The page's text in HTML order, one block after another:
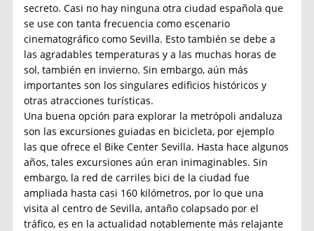
secreto. Casi no hay ninguna otra ciudad española que
se use con tanta frecuencia como escenario
cinematográfico como Sevilla. Esto también se debe a
las agradables temperaturas y a las muchas horas de
sol, también en invierno. Sin embargo, aún más
importantes son los singulares edificios históricos y
otras atracciones turísticas.
Una buena opción para explorar la metrópoli andaluza
son las excursiones guiadas en bicicleta, por ejemplo
las que ofrece el Bike Center Sevilla. Hasta hace algunos
años, tales excursiones aún eran inimaginables. Sin
embargo, la red de carriles bici de la ciudad fue
ampliada hasta casi 160 kilómetros, por lo que una
visita al centro de Sevilla, antaño colapsado por el
tráfico, es en la actualidad notablemente más relajante